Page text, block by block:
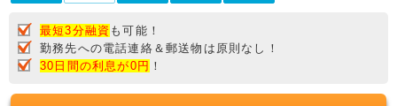
最短3分融資 も可能！
勤務先への電話連絡＆郵送物は原則なし！
30日間の利息が0円 ！